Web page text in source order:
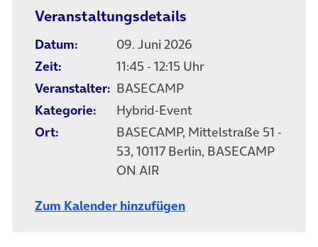
Veranstaltungsdetails
Datum:
09. Juni 2026
Zeit:
11:45 - 12:15 Uhr
Veranstalter: BASECAMP
Kategorie:
Hybrid-Event
Ort:
BASECAMP, Mittelstraße 51 -
53, 10117 Berlin, BASECAMP
ON AIR
Zum Kalender hinzufügen